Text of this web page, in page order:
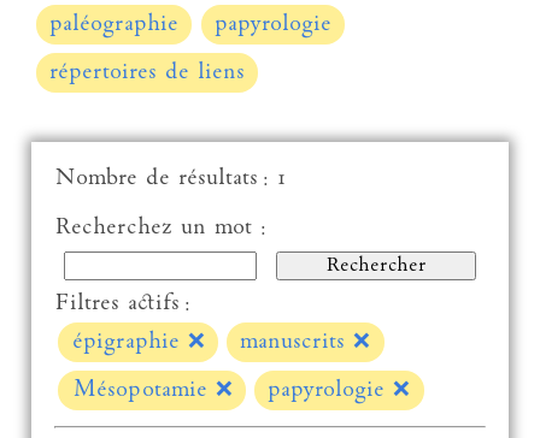
paléographie
papyrologie
répertoires de liens
Nombre de résultats : 1
Recherchez un mot :
Filtres actifs :
épigraphie ❌ manuscrits❌
Mésopotamie ❌ papyrologie❌